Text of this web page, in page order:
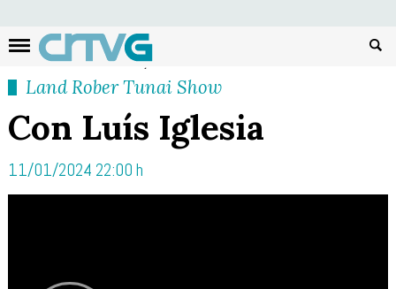
Land Rober Tunai Show
Con Luís Iglesia
11/01/2024 22:00 h